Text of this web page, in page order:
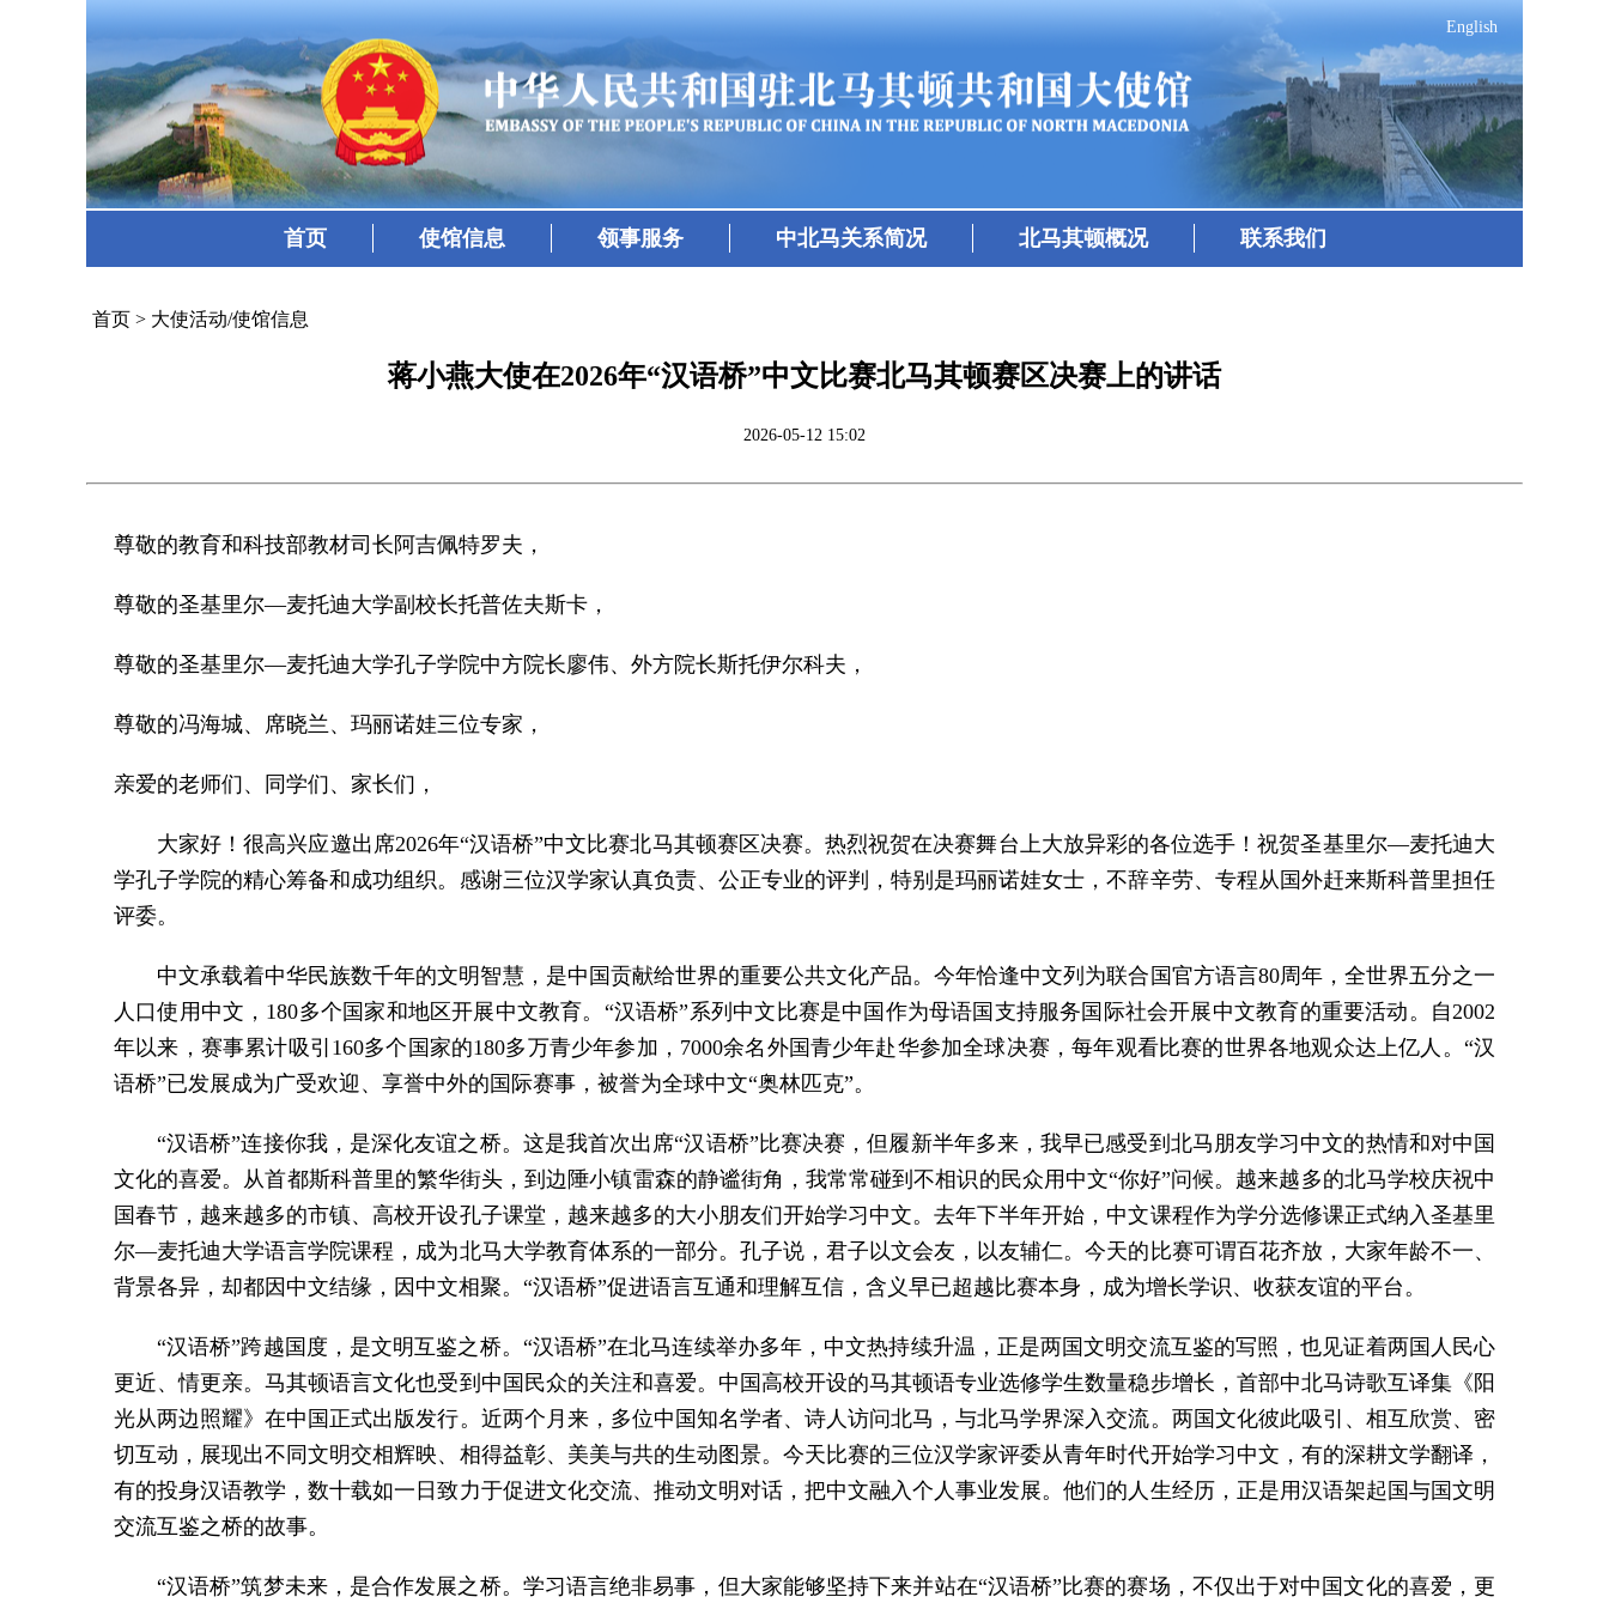
English
首页 使馆信息 领事服务 中北马关系简况 北马其顿概况 联系我们
首页 > 大使活动/使馆信息
蒋小燕大使在2026年“汉语桥”中文比赛北马其顿赛区决赛上的讲话
2026-05-12 15:02
尊敬的教育和科技部教材司长阿吉佩特罗夫，
尊敬的圣基里尔—麦托迪大学副校长托普佐夫斯卡，
尊敬的圣基里尔—麦托迪大学孔子学院中方院长廖伟、外方院长斯托伊尔科夫，
尊敬的冯海城、席晓兰、玛丽诺娃三位专家，
亲爱的老师们、同学们、家长们，
大家好！很高兴应邀出席2026年“汉语桥”中文比赛北马其顿赛区决赛。热烈祝贺在决赛舞台上大放异彩的各位选手！祝贺圣基里尔—麦托迪大
学孔子学院的精心筹备和成功组织。感谢三位汉学家认真负责、公正专业的评判，特别是玛丽诺娃女士，不辞辛劳、专程从国外赶来斯科普里担任
评委。
中文承载着中华民族数千年的文明智慧，是中国贡献给世界的重要公共文化产品。今年恰逢中文列为联合国官方语言80周年，全世界五分之一
人口使用中文，180多个国家和地区开展中文教育。“汉语桥”系列中文比赛是中国作为母语国支持服务国际社会开展中文教育的重要活动。自2002
年以来，赛事累计吸引160多个国家的180多万青少年参加，7000余名外国青少年赴华参加全球决赛，每年观看比赛的世界各地观众达上亿人。“汉
语桥”已发展成为广受欢迎、享誉中外的国际赛事，被誉为全球中文“奥林匹克”。
“汉语桥”连接你我，是深化友谊之桥。这是我首次出席“汉语桥”比赛决赛，但履新半年多来，我早已感受到北马朋友学习中文的热情和对中国
文化的喜爱。从首都斯科普里的繁华街头，到边陲小镇雷森的静谧街角，我常常碰到不相识的民众用中文“你好”问候。越来越多的北马学校庆祝中
国春节，越来越多的市镇、高校开设孔子课堂，越来越多的大小朋友们开始学习中文。去年下半年开始，中文课程作为学分选修课正式纳入圣基里
尔—麦托迪大学语言学院课程，成为北马大学教育体系的一部分。孔子说，君子以文会友，以友辅仁。今天的比赛可谓百花齐放，大家年龄不一、
背景各异，却都因中文结缘，因中文相聚。“汉语桥”促进语言互通和理解互信，含义早已超越比赛本身，成为增长学识、收获友谊的平台。
“汉语桥”跨越国度，是文明互鉴之桥。“汉语桥”在北马连续举办多年，中文热持续升温，正是两国文明交流互鉴的写照，也见证着两国人民心
更近、情更亲。马其顿语言文化也受到中国民众的关注和喜爱。中国高校开设的马其顿语专业选修学生数量稳步增长，首部中北马诗歌互译集《阳
光从两边照耀》在中国正式出版发行。近两个月来，多位中国知名学者、诗人访问北马，与北马学界深入交流。两国文化彼此吸引、相互欣赏、密
切互动，展现出不同文明交相辉映、相得益彰、美美与共的生动图景。今天比赛的三位汉学家评委从青年时代开始学习中文，有的深耕文学翻译，
有的投身汉语教学，数十载如一日致力于促进文化交流、推动文明对话，把中文融入个人事业发展。他们的人生经历，正是用汉语架起国与国文明
交流互鉴之桥的故事。
“汉语桥”筑梦未来，是合作发展之桥。学习语言绝非易事，但大家能够坚持下来并站在“汉语桥”比赛的赛场，不仅出于对中国文化的喜爱，更